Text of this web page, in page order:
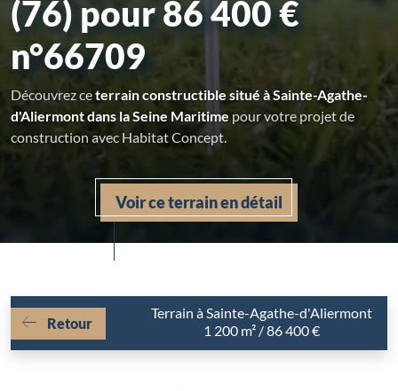
(76) pour 86 400 €
n°66709
Découvrez ceterrain constructible situé à Sainte-Agathe-
d'Aliermont dans la Seine Maritime pour votre projet de
construction avec Habitat Concept.
Voir ce terrain en détail
Retour
Terrain à Sainte-Agathe-d'Aliermont
1 200 m² / 86 400 €